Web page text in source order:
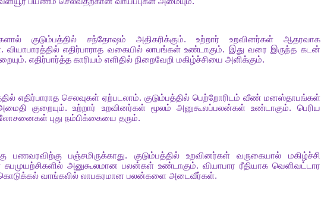
குடும்பத்தில் சந்தோஷம் அதிகரிக்கும். உற்றார் உறவினர்கள்
ஆதரவாக
. வியாபாரத்தில் எதிர்பாராத வகையில் லாபங்கள் உண்டாகும். இது வரை இருந்த கடன்
. எதிர்பார்த்த காரியம் எளிதில் நிறைவேறி மகிழ்ச்சியை அளிக்கும்.
எதிர்பாராத செலவுகள் ஏற்படலாம். குடும்பத்தில் பெற்றோரிடம் வீண் மனஸ்தாபங்கள்
குறையும்.உற்றார் உறவினர்கள் மூலம் அனுகூலப்பலன்கள் உண்டாகும். பெரிய
புது நம்பிக்கையை தரும்.
பணவரவிற்கு பஞ்சமிருக்காது. குடும்பத்தில் உறவினர்கள் வருகையால்
மகிழ்ச்சி
சுபமுயற்சிகளில் அனுகூலமான பலன்கள் உண்டாகும். வியாபார ரீதியாக வெளிவட்டார
வாங்கலில் லாபகரமான பலன்களை அடைவீர்கள்.